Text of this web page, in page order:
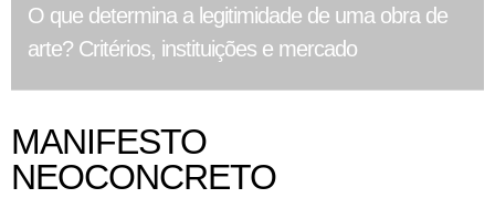
O que determina a legitimidade de uma obra de
arte? Critérios, instituições e mercado
MANIFESTO
NEOCONCRETO